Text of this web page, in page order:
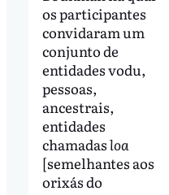
os participantes
convidaram um
conjunto de
entidades vodu,
pessoas,
ancestrais,
entidades
chamadasloa
[semelhantes aos
orixás do